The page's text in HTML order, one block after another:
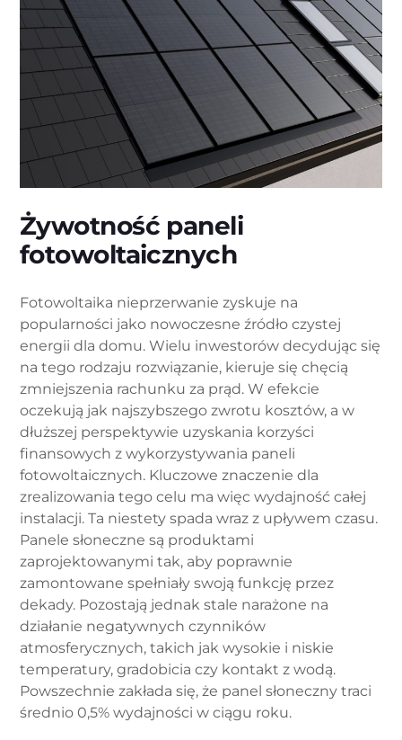
Żywotność paneli
fotowoltaicznych
Fotowoltaika nieprzerwanie zyskuje na
popularności jako nowoczesne źródło czystej
energii dla domu. Wielu inwestorów decydując się
na tego rodzaju rozwiązanie, kieruje się chęcią
zmniejszenia rachunku za prąd. W efekcie
oczekują jak najszybszego zwrotu kosztów, a w
dłuższej perspektywie uzyskania korzyści
finansowych z wykorzystywania paneli
fotowoltaicznych. Kluczowe znaczenie dla
zrealizowania tego celu ma więc wydajność całej
instalacji. Ta niestety spada wraz z upływem czasu.
Panele słoneczne są produktami
zaprojektowanymi tak, aby poprawnie
zamontowane spełniały swoją funkcję przez
dekady. Pozostają jednak stale narażone na
działanie negatywnych czynników
atmosferycznych, takich jak wysokie i niskie
temperatury, gradobicia czy kontakt z wodą.
Powszechnie zakłada się, że panel słoneczny traci
średnio 0,5% wydajności w ciągu roku.